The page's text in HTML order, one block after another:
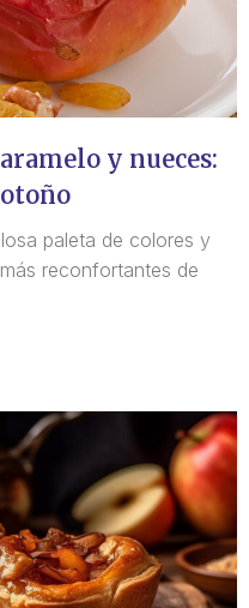
y nueces:
paleta de colores y
reconfortantes de